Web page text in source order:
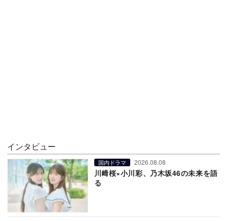
インタビュー
国内ドラマ 2026.08.08
川﨑桜×小川彩、乃木坂46の未来を語
る